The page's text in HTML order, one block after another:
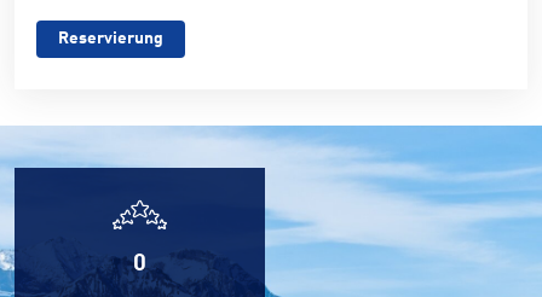
Reservierung
0